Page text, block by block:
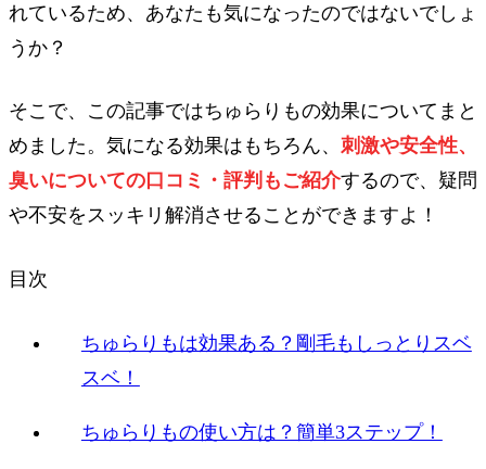
れているため、あなたも気になったのではないでしょ
うか？
そこで、この記事ではちゅらりもの効果についてまと
めました。気になる効果はもちろん、 刺激や安全性、
臭いについての口コミ・評判もご紹介するので、疑問
や不安をスッキリ解消させることができますよ！
目次
ちゅらりもは効果ある？剛毛もしっとりスベ
スベ！
ちゅらりもの使い方は？簡単3ステップ！